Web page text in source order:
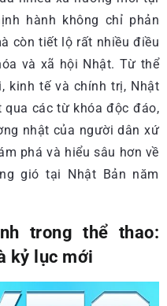
hành không chỉ phản
còn tiết lộ rất nhiều điều
và xã hội Nhật. Từ thể
kinh tế và chính trị, Nhật
các từ khóa độc đáo,
nhật của người dân xứ
phá và hiểu sâu hơn về
gió tại Nhật Bản năm
trong thể thao:
kỷ lục mới